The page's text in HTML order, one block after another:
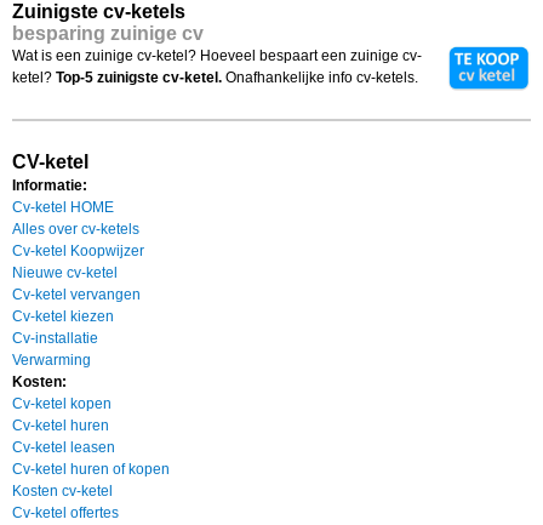
Zuinigste cv-ketels
besparing zuinige cv
Wat is een zuinige cv-ketel? Hoeveel bespaart een zuinige cv-
ketel? Top-5 zuinigste cv-ketel. Onafhankelijke info cv-ketels.
CV-ketel
Informatie:
Cv-ketel HOME
Alles over cv-ketels
Cv-ketel Koopwijzer
Nieuwe cv-ketel
Cv-ketel vervangen
Cv-ketel kiezen
Cv-installatie
Verwarming
Kosten:
Cv-ketel kopen
Cv-ketel huren
Cv-ketel leasen
Cv-ketel huren of kopen
Kosten cv-ketel
Cv-ketel offertes